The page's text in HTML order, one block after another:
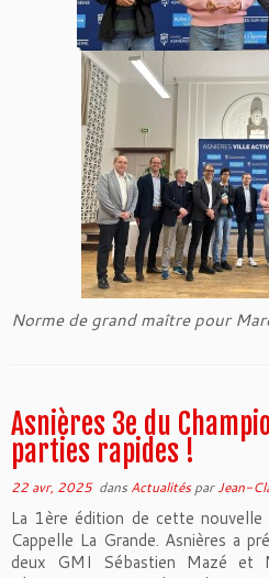
Norme de grand maître pour
Asnières 3e du
parties rapides !
22 avr, 2025dans ActualitésparJean-
La 1ère édition de cette nouvelle
Cappelle La Grande. Asnières a
deux GMI Sébastien Mazé et